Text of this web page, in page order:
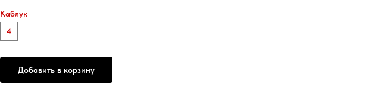
Каблук
4
Добавить в корзину